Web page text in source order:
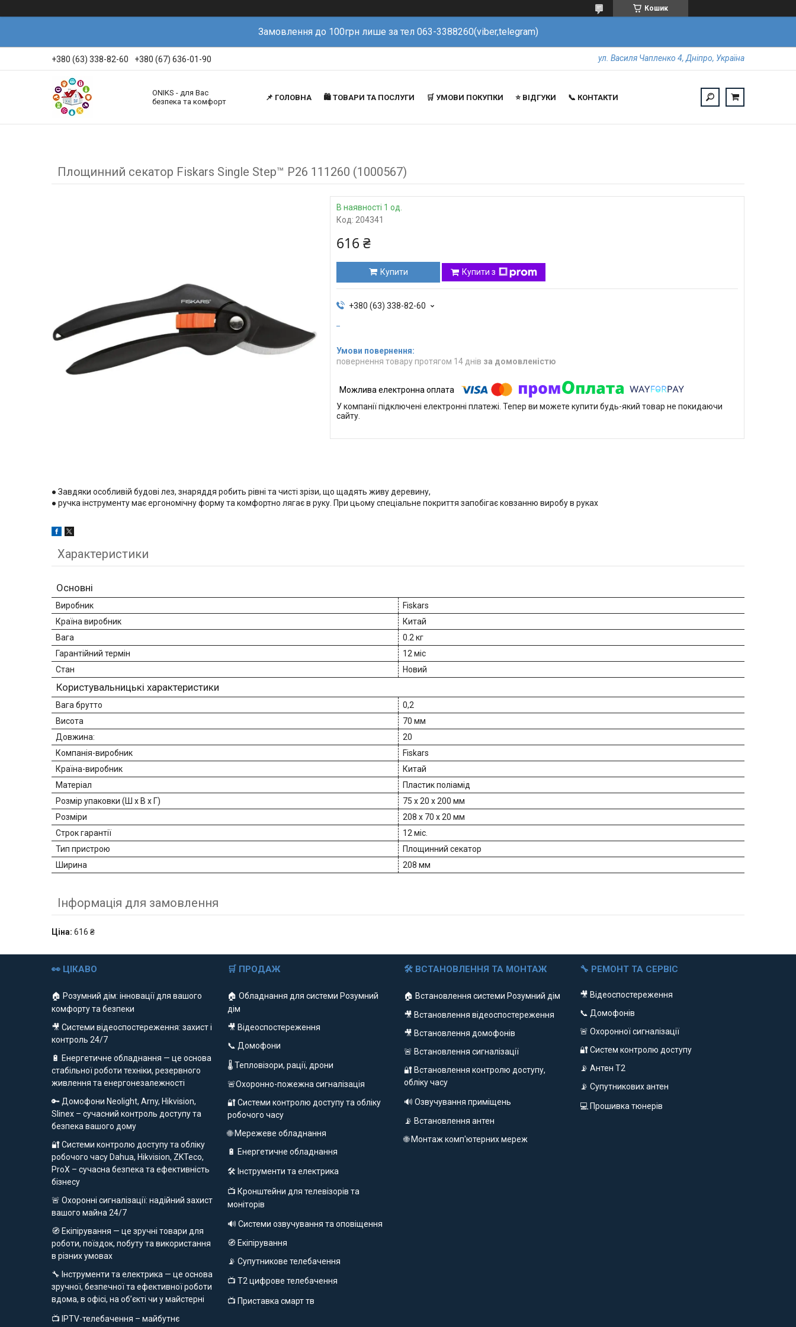
Кошик
Замовлення до 100грн лише за тел 063-3388260(viber,telegram)
+380 (63) 338-82-60 +380 (67) 636-01-90 ул. Василя Чапленко 4, Дніпро, Україна
ONIKS - для Вас
безпека та комфорт
📌 ГОЛОВНА 🛍️ ТОВАРИ ТА ПОСЛУГИ 🛒 УМОВИ ПОКУПКИ ⭐️ ВІДГУКИ 📞 КОНТАКТИ
Площинний секатор Fiskars Single Step™ P26 111260 (1000567)
В наявності 1 од.
Код: 204341
616 ₴
Купити Купити з
+380 (63) 338-82-60
повернення товару протягом 14 днів за домовленістю
У компанії підключені електронні платежі. Тепер ви можете купити будь-який товар не покидаючи
сайту.
● Завдяки особливій будові лез, знаряддя робить рівні та чисті зрізи, що щадять живу деревину,
● ручка інструменту має ергономічну форму та комфортно лягає в руку. При цьому спеціальне покриття запобігає ковзанню виробу в руках
Характеристики
Основні
Виробник
Fiskars
Країна виробник
Китай
Вага
0.2 кг
Гарантійний термін
12 міс
Стан
Новий
Користувальницькі характеристики
Вага брутто
0,2
Висота
70 мм
Довжина:
20
Компанія-виробник
Fiskars
Країна-виробник
Китай
Матеріал
Пластик поліамід
Розмір упаковки (Ш х В х Г)
75 x 20 x 200 мм
Розміри
208 x 70 x 20 мм
Строк гарантії
12 міс.
Тип пристрою
Площинний секатор
Ширина
208 мм
Інформація для замовлення
Ціна: 616 ₴
👀 ЦІКАВО
🏠 Розумний дім: інновації для вашого
комфорту та безпеки
🎥 Системи відеоспостереження: захист і
контроль 24/7
🔋 Енергетичне обладнання — це основа
стабільної роботи техніки, резервного
живлення та енергонезалежності
🔑 Домофони Neolight, Arny, Hikvision,
Slinex – сучасний контроль доступу та
безпека вашого дому
🔐 Системи контролю доступу та обліку
робочого часу Dahua, Hikvision, ZKTeco,
ProX – сучасна безпека та ефективність
бізнесу
🚨 Охоронні сигналізації: надійний захист
вашого майна 24/7
🧭 Екіпірування — це зручні товари для
роботи, поїздок, побуту та використання
в різних умовах
🔧 Інструменти та електрика — це основа
зручної, безпечної та ефективної роботи
вдома, в офісі, на об’єкті чи у майстерні
📺 IPTV-телебачення – майбутнє
🛒 ПРОДАЖ
🏠 Обладнання для системи Розумний
дім
🎥 Відеоспостереження
📞 Домофони
🌡 Тепловізори, рації, дрони
🚨Охоронно-пожежна сигналізація
🔐 Системи контролю доступу та обліку
робочого часу
🌐 Мережеве обладнання
🔋 Енергетичне обладнання
🛠️ Інструменти та електрика
📺 Кронштейни для телевізорів та
моніторів
🔊 Системи озвучування та оповіщення
🧭 Екіпірування
📡 Супутникове телебачення
📺 Т2 цифрове телебачення
📺 Приставка смарт тв
🛠 ВСТАНОВЛЕННЯ ТА МОНТАЖ
🏠 Встановлення системи Розумний дім
🎥 Встановлення відеоспостереження
🎥 Встановлення домофонів
🚨 Встановлення сигналізації
🔐 Встановлення контролю доступу,
обліку часу
🔊 Озвучування приміщень
📡 Встановлення антен
🌐 Монтаж комп'ютерних мереж
🔧 РЕМОНТ ТА СЕРВІС
🎥 Відеоспостереження
📞 Домофонів
🚨 Охоронної сигналізації
🔐 Систем контролю доступу
📡 Антен Т2
📡 Супутникових антен
💻 Прошивка тюнерів